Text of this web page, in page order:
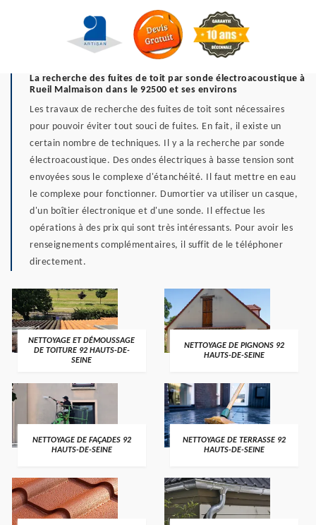
La recherche des fuites de toit par sonde électroacoustique à
Rueil Malmaison dans le 92500 et ses environs
Les travaux de recherche des fuites de toit sont nécessaires
pour pouvoir éviter tout souci de fuites. En fait, il existe un
certain nombre de techniques. Il y a la recherche par sonde
électroacoustique. Des ondes électriques à basse tension sont
envoyées sous le complexe d'étanchéité. Il faut mettre en eau
le complexe pour fonctionner. Dumortier va utiliser un casque,
d'un boîtier électronique et d'une sonde. Il effectue les
opérations à des prix qui sont très intéressants. Pour avoir les
renseignements complémentaires, il suffit de le téléphoner
directement.
NETTOYAGE ET DÉMOUSSAGE
DE TOITURE 92 HAUTS-DE-
SEINE
NETTOYAGE DE PIGNONS 92
HAUTS-DE-SEINE
NETTOYAGE DE FAÇADES 92
HAUTS-DE-SEINE
NETTOYAGE DE TERRASSE 92
HAUTS-DE-SEINE